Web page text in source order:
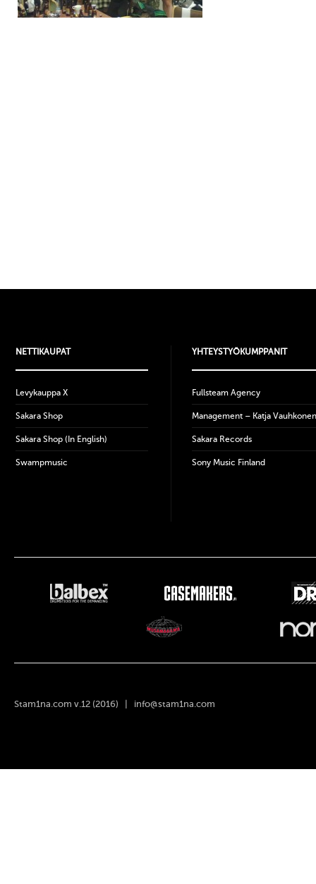
NETTIKAUPAT
Levykauppa X
Sakara Shop
Sakara Shop (In English)
Swampmusic
YHTEYSTYÖKUMPPANIT
Fullsteam Agency
Management – Katja Vauhkonen
Sakara Records
Sony Music Finland
Stam1na.com v.12 (2016) | info@stam1na.com